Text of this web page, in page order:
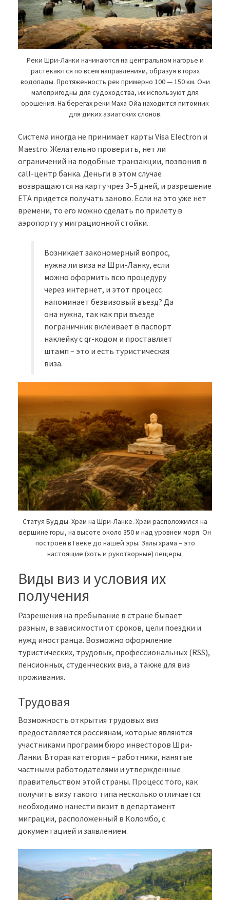
Реки Шри-Ланки начинаются на центральном нагорье и
растекаются по всем направлениям, образуя в горах
водопады. Протяженность рек примерно 100 — 150 км. Они
малопригодны для судоходства, их используют для
орошения. На берегах реки Маха Ойа находится питомник
для диких азиатских слонов.
Система иногда не принимает карты Visa Electron и
Maestro. Желательно проверить, нет ли
ограничений на подобные транзакции, позвонив в
call-центр банка. Деньги в этом случае
возвращаются на карту чрез 3–5 дней, и разрешение
ETA придется получать заново. Если на это уже нет
времени, то его можно сделать по прилету в
аэропорту у миграционной стойки.
Возникает закономерный вопрос,
нужна ли виза на Шри-Ланку, если
можно оформить всю процедуру
через интернет, и этот процесс
напоминает безвизовый въезд? Да
она нужна, так как при въезде
пограничник вклеивает в паспорт
наклейку с qr-кодом и проставляет
штамп – это и есть туристическая
виза.
Статуя Будды. Храм на Шри-Ланке. Храм расположился на
вершине горы, на высоте около 350 м над уровнем моря. Он
построен в I веке до нашей эры. Залы храма – это
настоящие (хоть и рукотворные) пещеры.
Виды виз и условия их
получения
Разрешения на пребывание в стране бывает
разным, в зависимости от сроков, цели поездки и
нужд иностранца. Возможно оформление
туристических, трудовых, профессиональных (RSS),
пенсионных, студенческих виз, а также для виз
проживания.
Трудовая
Возможность открытия трудовых виз
предоставляется россиянам, которые являются
участниками программ бюро инвесторов Шри-
Ланки. Вторая категория – работники, нанятые
частными работодателями и утвержденные
правительством этой страны. Процесс того, как
получить визу такого типа несколько отличается:
необходимо нанести визит в департамент
миграции, расположенный в Коломбо, с
документацией и заявлением.